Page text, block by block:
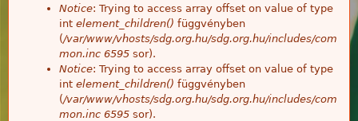
Notice: Trying to access array offset on value of type
int element_children() függvényben
(/var/www/vhosts/sdg.org.hu/sdg.org.hu/includes/com
mon.inc 6595 sor).
Notice: Trying to access array offset on value of type
int element_children() függvényben
(/var/www/vhosts/sdg.org.hu/sdg.org.hu/includes/com
mon.inc 6595 sor).